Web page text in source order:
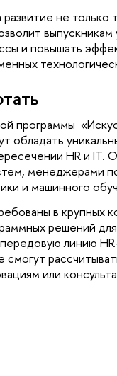
не только
и повышать
программы  «
обладать
HR и IT.
менеджерами
и машинного
в крупных
решений
линию
или